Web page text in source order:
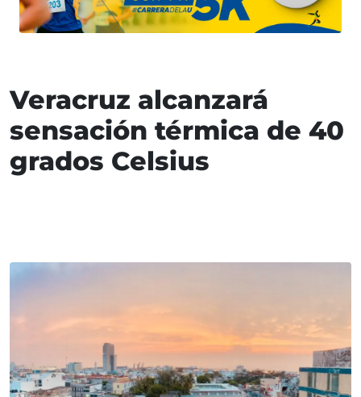
Veracruz alcanzará
sensación térmica de 40
grados Celsius